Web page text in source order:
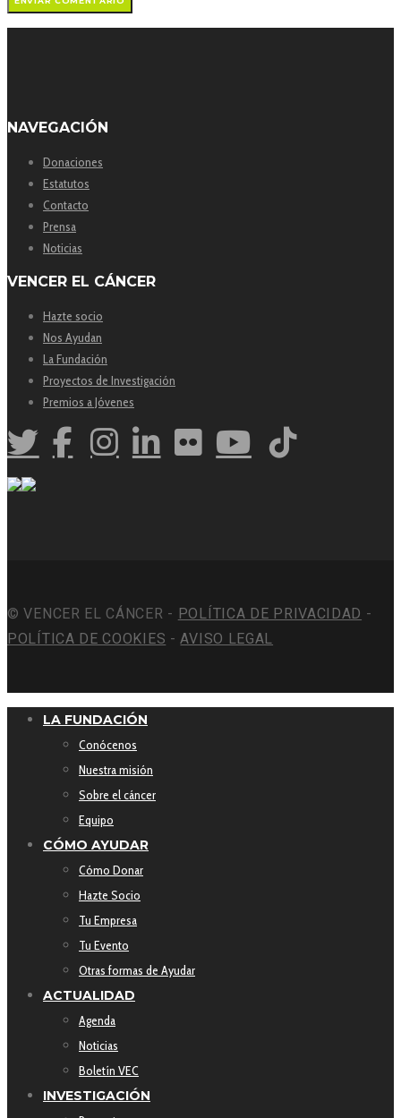
NAVEGACIÓN
Donaciones
Estatutos
Contacto
Prensa
Noticias
VENCER EL CÁNCER
Hazte socio
Nos Ayudan
La Fundación
Proyectos de Investigación
Premios a Jóvenes
© VENCER EL CÁNCER - POLÍTICA DE PRIVACIDAD -
POLÍTICA DE COOKIES -AVISO LEGAL
LA FUNDACIÓN
Conócenos
Nuestra misión
Sobre el cáncer
Equipo
CÓMO AYUDAR
Cómo Donar
Hazte Socio
Tu Empresa
Tu Evento
Otras formas de Ayudar
ACTUALIDAD
Agenda
Noticias
Boletín VEC
INVESTIGACIÓN